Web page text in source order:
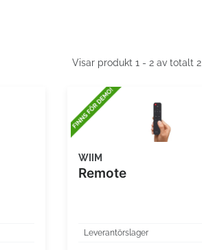
Visar produkt 1 - 2 av totalt
WIIM
Remote
Leverantörslager